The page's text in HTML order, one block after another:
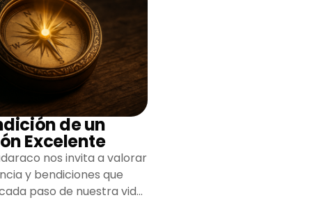
de un
Excelente
nos invita a valorar
y bendiciones que
paso de nuestra vida,